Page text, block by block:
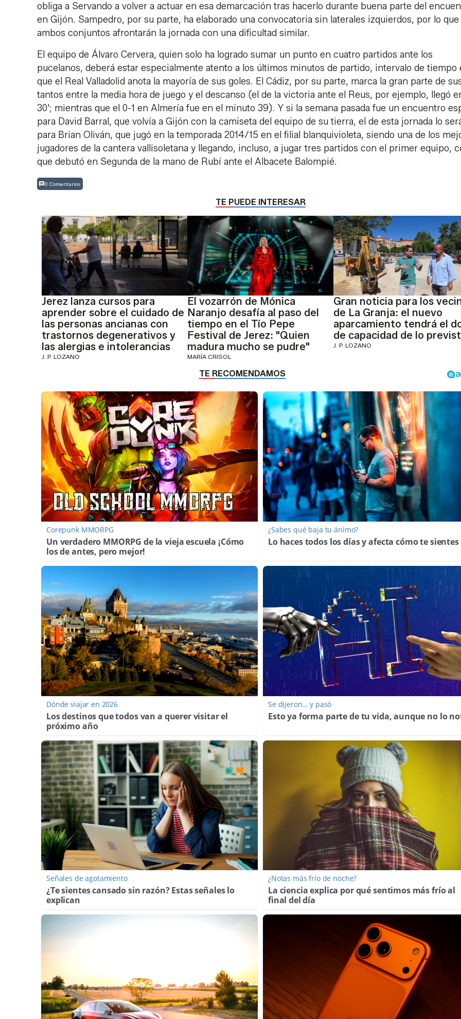
obliga a Servando a volver a actuar en esa demarcación tras hacerlo durante buena parte del
en Gijón. Sampedro, por su parte, ha elaborado una convocatoria sin laterales izquierdos, por lo que
ambos conjuntos afrontarán la jornada con una dificultad similar.
El equipo de Álvaro Cervera, quien solo ha logrado sumar un punto en cuatro partidos ante los
pucelanos, deberá estar especialmente atento a los últimos minutos de partido, intervalo de tiempo
que el Real Valladolid anota la mayoría de sus goles. El Cádiz, por su parte, marca la gran parte de
tantos entre la media hora de juego y el descanso (el de la victoria ante el Reus, por ejemplo, llegó
30'; mientras que el 0-1 en Almería fue en el minuto 39). Y si la semana pasada fue un encuentro
para David Barral, que volvía a Gijón con la camiseta del equipo de su tierra, el de esta jornada lo
para Brian Oliván, que jugó en la temporada 2014/15 en el filial blanquivioleta, siendo una de los
jugadores de la cantera vallisoletana y llegando, incluso, a jugar tres partidos con el primer equipo,
que debutó en Segunda de la mano de Rubí ante el Albacete Balompié.
0 Comentarios
TE PUEDE INTERESAR
Jerez lanza cursos para
aprender sobre el cuidado de
las personas ancianas con
trastornos degenerativos y
las alergias e intolerancias
J. P. LOZANO
El vozarrón de Mónica
Naranjo desafía al paso del
tiempo en el Tío Pepe
Festival de Jerez: "Quien
madura mucho se pudre"
MARÍA CRISOL
Gran noticia para los
de La Granja: el nuevo
aparcamiento tendrá el
de capacidad de lo
J. P. LOZANO
Corepunk MMORPG
Un verdadero MMORPG de la vieja escuela ¡Cómo
los de antes, pero mejor!
¿Sabes qué baja tu ánimo?
Lo haces todos los días y afecta cómo te sientes
Dónde viajar en 2026
Los destinos que todos van a querer visitar el
próximo año
Se dijeron… y pasó
Esto ya forma parte de tu vida, aunque no lo
Señales de agotamiento
¿Te sientes cansado sin razón? Estas señales lo
explican
¿Notas más frío de noche?
La ciencia explica por qué sentimos más frío al
final del día